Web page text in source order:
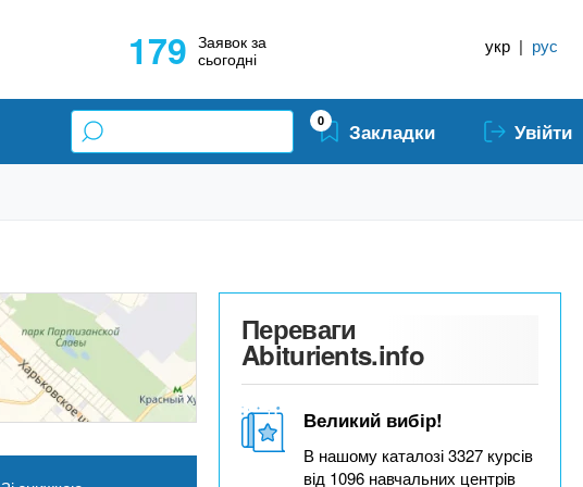
179 Заявок за
сьогодні
укр | рус
0 Закладки Увійти
Переваги
Abiturients.info
Великий вибір!
В нашому каталозі 3327 курсів
від 1096 навчальних центрів